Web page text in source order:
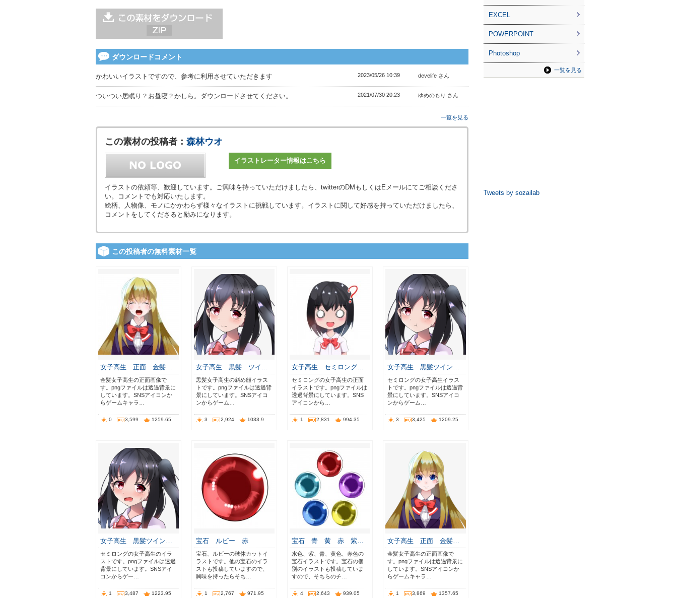
ダウンロードコメント
かわいいイラストですので、参考に利用させていただきます 2023/05/26 10:39 develife さん
ついつい居眠り？お昼寝？かしら。ダウンロードさせてください。 2021/07/30 20:23 ゆめのもり さん
一覧を見る
この素材の投稿者： 森林ウオ
イラストレーター情報はこちら
イラストの依頼等、歓迎しています。ご興味を持っていただけましたら、twitterのDMもしくはEメールにてご相談くださ
い。コメントでも対応いたします。
絵柄、人物像、モノにかかわらず様々なイラストに挑戦しています。イラストに関して好感を持っていただけましたら、
コメントをしてくださると励みになります。
この投稿者の無料素材一覧
女子高生 正面 金髪…
金髪女子高生の正面画像で
す。pngファイルは透過背景に
しています。SNSアイコンか
らゲームキャラ…
0 3,599 1259.65
女子高生 黒髪 ツイ…
黒髪女子高生の斜め顔イラス
トです。pngファイルは透過背
景にしています。SNSアイコ
ンからゲーム…
3 2,924 1033.9
女子高生 セミロング…
セミロングの女子高生の正面
イラストです。pngファイルは
透過背景にしています。SNS
アイコンから…
1 2,831 994.35
女子高生 黒髪ツイン…
セミロングの女子高生イラス
トです。pngファイルは透過背
景にしています。SNSアイコ
ンからゲーム…
3 3,425 1209.25
女子高生 黒髪ツイン…
セミロングの女子高生のイラ
ストです。pngファイルは透過
背景にしています。SNSアイ
コンからゲー…
1 3,487 1223.95
宝石 ルビー 赤
宝石、ルビーの球体カットイ
ラストです。他の宝石のイラ
ストも投稿していますので、
興味を持ったらそち…
1 2,767 971.95
宝石 青 黄 赤 紫…
水色、紫、青、黄色、赤色の
宝石イラストです。宝石の個
別のイラストも投稿していま
すので、そちらのチ…
4 2,643 939.05
女子高生 正面 金髪…
金髪女子高生の正面画像で
す。pngファイルは透過背景に
しています。SNSアイコンか
らゲームキャラ…
1 3,869 1357.65
EXCEL
POWERPOINT
Photoshop
一覧を見る
Tweets by sozailab